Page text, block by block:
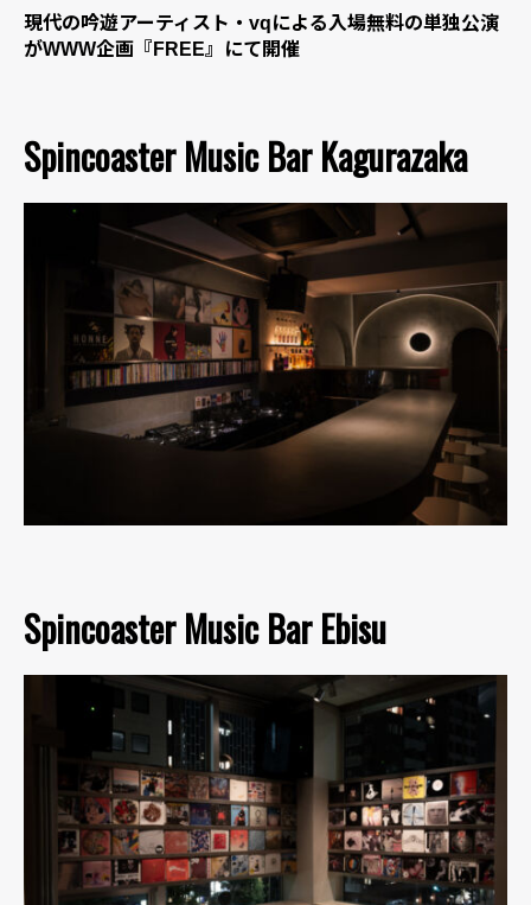
現代の吟遊アーティスト・vqによる入場無料の単独公演
がWWW企画『FREE』にて開催
Spincoaster Music Bar Kagurazaka
Spincoaster Music Bar Ebisu